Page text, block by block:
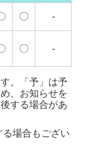
〇 -
〇 -
。「予」は予
、お知らせを
する場合があ
場合もござい